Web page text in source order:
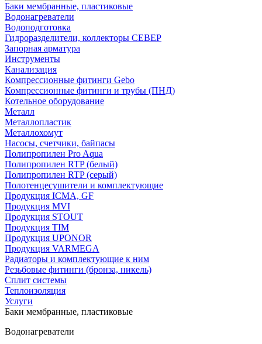
Баки мембранные, пластиковые
Водонагреватели
Водоподготовка
Гидроразделители, коллекторы СЕВЕР
Запорная арматура
Инструменты
Канализация
Компрессионные фитинги Gebo
Компрессионные фитинги и трубы (ПНД)
Котельное оборудование
Металл
Металлопластик
Металлохомут
Насосы, счетчики, байпасы
Полипропилен Pro Aqua
Полипропилен RTP (белый)
Полипропилен RTP (серый)
Полотенцесушители и комплектующие
Продукция ICMA, GF
Продукция MVI
Продукция STOUT
Продукция TIM
Продукция UPONOR
Продукция VARMEGA
Радиаторы и комплектующие к ним
Резьбовые фитинги (бронза, никель)
Сплит системы
Теплоизоляция
Услуги
Баки мембранные, пластиковые
Водонагреватели